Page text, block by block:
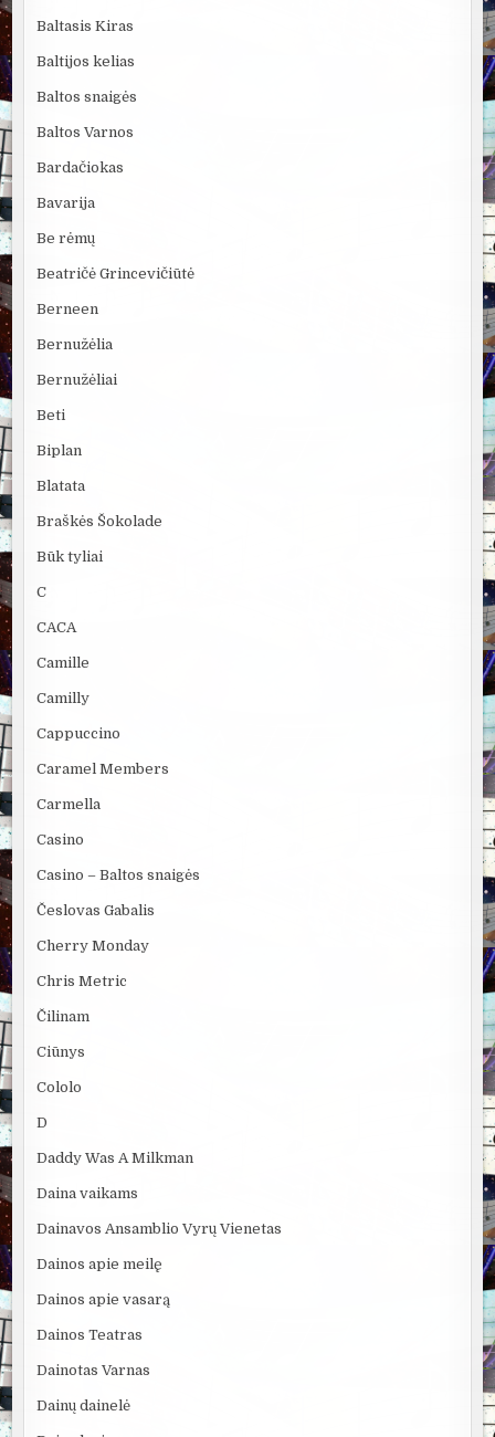
Baltasis Kiras
Baltijos kelias
Baltos snaigės
Baltos Varnos
Bardačiokas
Bavarija
Be rėmų
Beatričė Grincevičiūtė
Berneen
Bernužėlia
Bernužėliai
Beti
Biplan
Blatata
Braškės Šokolade
Būk tyliai
C
CACA
Camille
Camilly
Cappuccino
Caramel Members
Carmella
Casino
Casino – Baltos snaigės
Česlovas Gabalis
Cherry Monday
Chris Metric
Čilinam
Ciūnys
Cololo
D
Daddy Was A Milkman
Daina vaikams
Dainavos Ansamblio Vyrų Vienetas
Dainos apie meilę
Dainos apie vasarą
Dainos Teatras
Dainotas Varnas
Dainų dainelė